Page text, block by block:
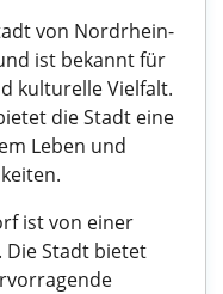
von Nordrhein-
ist bekannt für
kulturelle Vielfalt.
die Stadt eine
Leben und
ist von einer
Stadt bietet